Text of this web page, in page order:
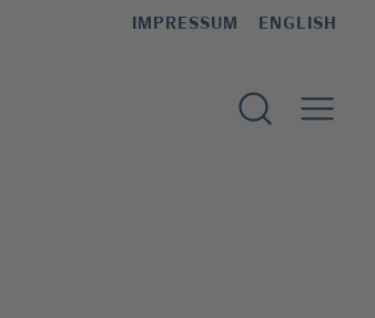
IMPRESSUM ENGLISH
Suchformular